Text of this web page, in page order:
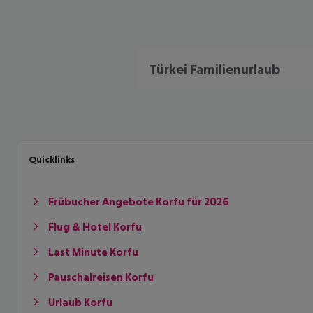
Türkei Familienurlaub
Quicklinks
Frübucher Angebote Korfu für 2026
Flug & Hotel Korfu
Last Minute Korfu
Pauschalreisen Korfu
Urlaub Korfu